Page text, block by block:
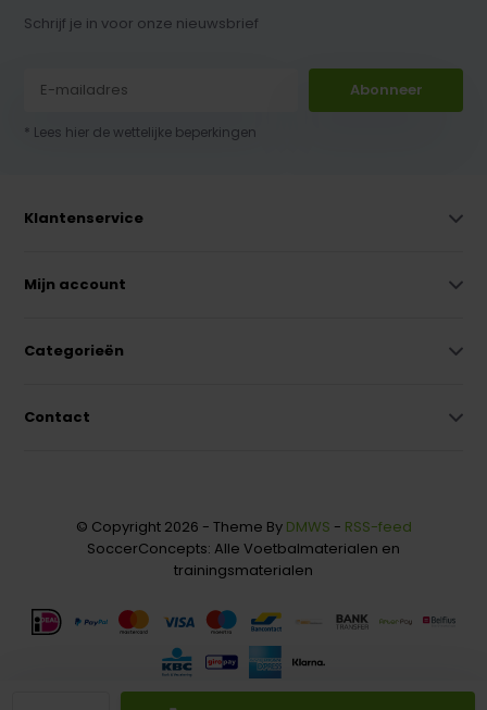
Schrijf je in voor onze nieuwsbrief
Abonneer
* Lees hier de wettelijke beperkingen
Klantenservice
Mijn account
Categorieën
Contact
© Copyright 2026 - Theme By DMWS - RSS-feed
SoccerConcepts: Alle Voetbalmaterialen en
trainingsmaterialen